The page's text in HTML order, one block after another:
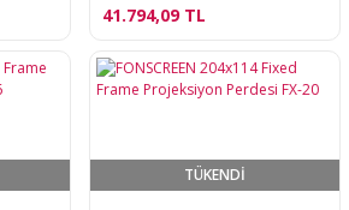
41.794,09 TL
TÜKENDİ